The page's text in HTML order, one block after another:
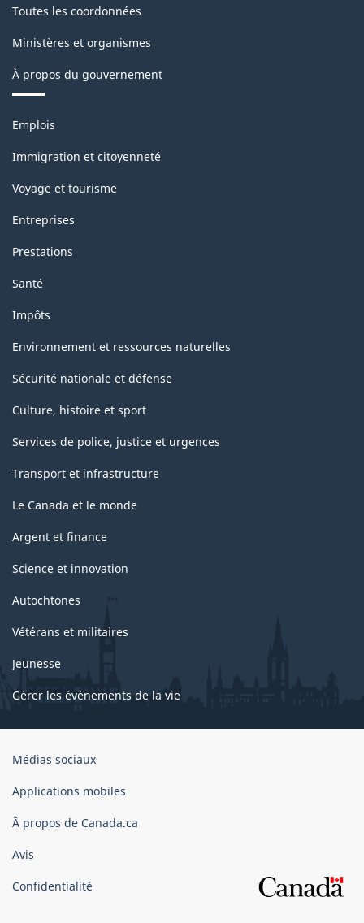
Toutes les coordonnées
Ministères et organismes
À propos du gouvernement
Thèmes
sujets
Emplois
Immigration et citoyenneté
Voyage et tourisme
Entreprises
Prestations
Santé
Impôts
Environnement et ressources naturelles
Sécurité nationale et défense
Culture, histoire et sport
Services de police, justice et urgences
Transport et infrastructure
Le Canada et le monde
Argent et finance
Science et innovation
Autochtones
Vétérans et militaires
Jeunesse
Gérer les événements de la vie
Organisation
gouvernement
Canada
Médias sociaux
Applications mobiles
Ã propos de Canada.ca
Avis
Confidentialité